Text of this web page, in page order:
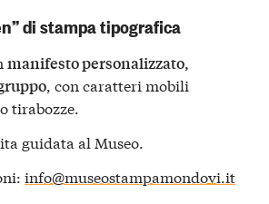
di stampa tipografica
manifesto personalizzato,
, con caratteri mobili
tirabozze.
guidata al Museo.
info@museostampamondovi.it